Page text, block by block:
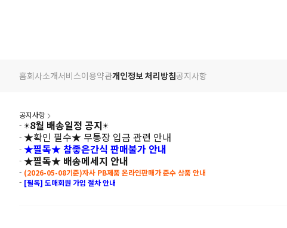
홈회사소개서비스이용약관개인정보 처리방침공지사항
공지사항
- ☀️8월 배송일정 공지☀️
- ★확인 필수★ 무통장 입금 관련 안내
- ★필독★ 참좋은간식 판매불가 안내
- ★필독★ 배송메세지 안내
- (2026-05-08기준)자사 PB제품 온라인판매가 준수 상품 안내
- [필독] 도매회원 가입 절차 안내